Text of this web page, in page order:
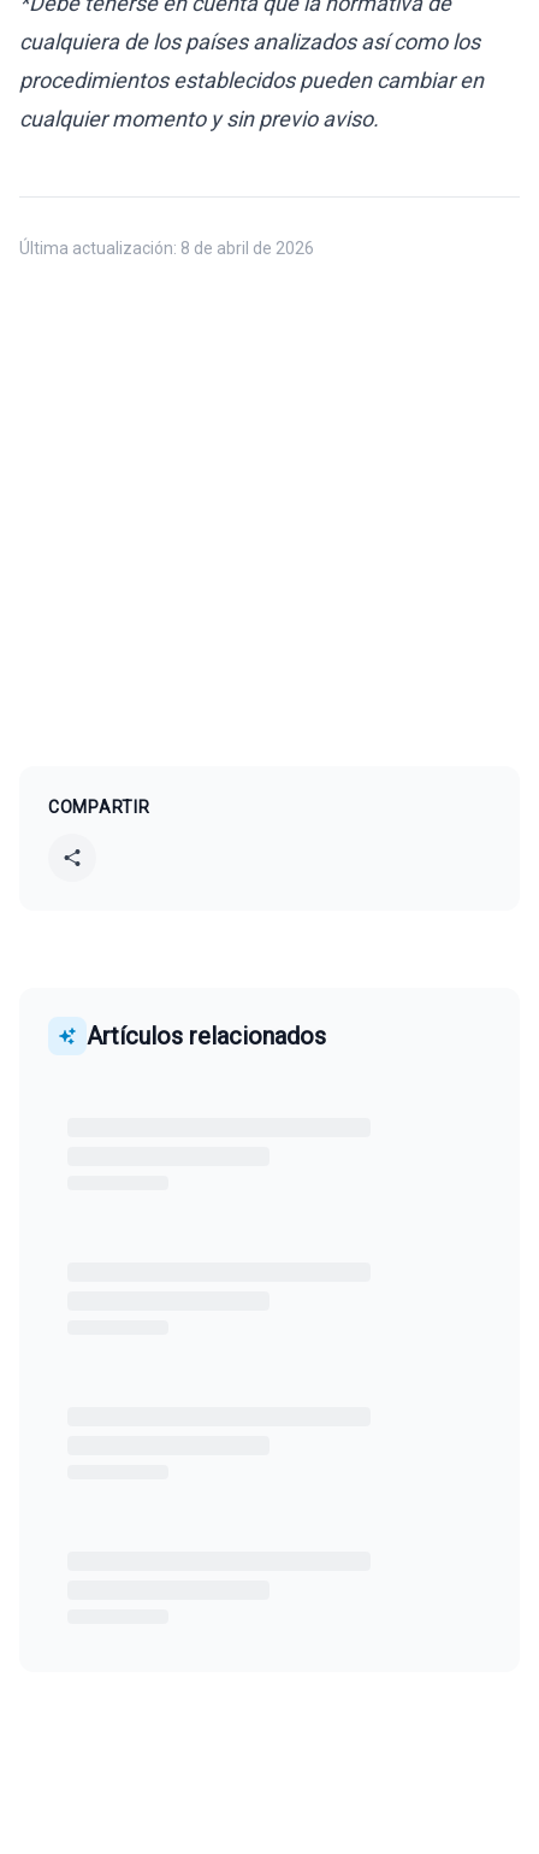
cualquiera de los países analizados así como los
procedimientos establecidos pueden cambiar en
cualquier momento y sin previo aviso.
Última actualización: 8 de abril de 2026
COMPARTIR
Artículos relacionados